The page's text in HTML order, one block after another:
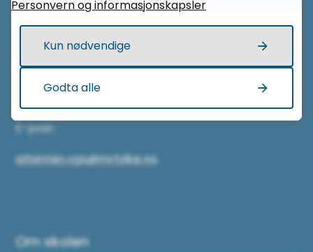
Kontakt oss
Telefon sentralbord:
E-post:
atlanten.vgs@mrfylke.no
Om skolen
Personvern og informasjonskapsler
Kun nødvendige
Godta alle